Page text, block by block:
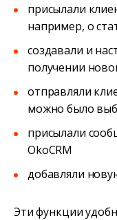
присылали
например, о
создавали и
получении
отправляли
можно было
присылали
OkoCRM
добавляли
Эти функции